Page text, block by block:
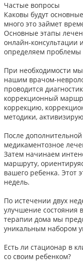
Частые вопросы
Каковы будут
много это займет
Основные этапы
онлайн-консультации
определяем
При необходимости
нашим врачом-
проводится
коррекционный
коррекцию,
методики,
После
медикаментозное
Затем начинаем
маршруту,
вашего ребенка. Этот
недель.
По истечении двух
улучшение
терапии дома мы
уникальным набором
Есть ли стационар в
со своим ребенком?